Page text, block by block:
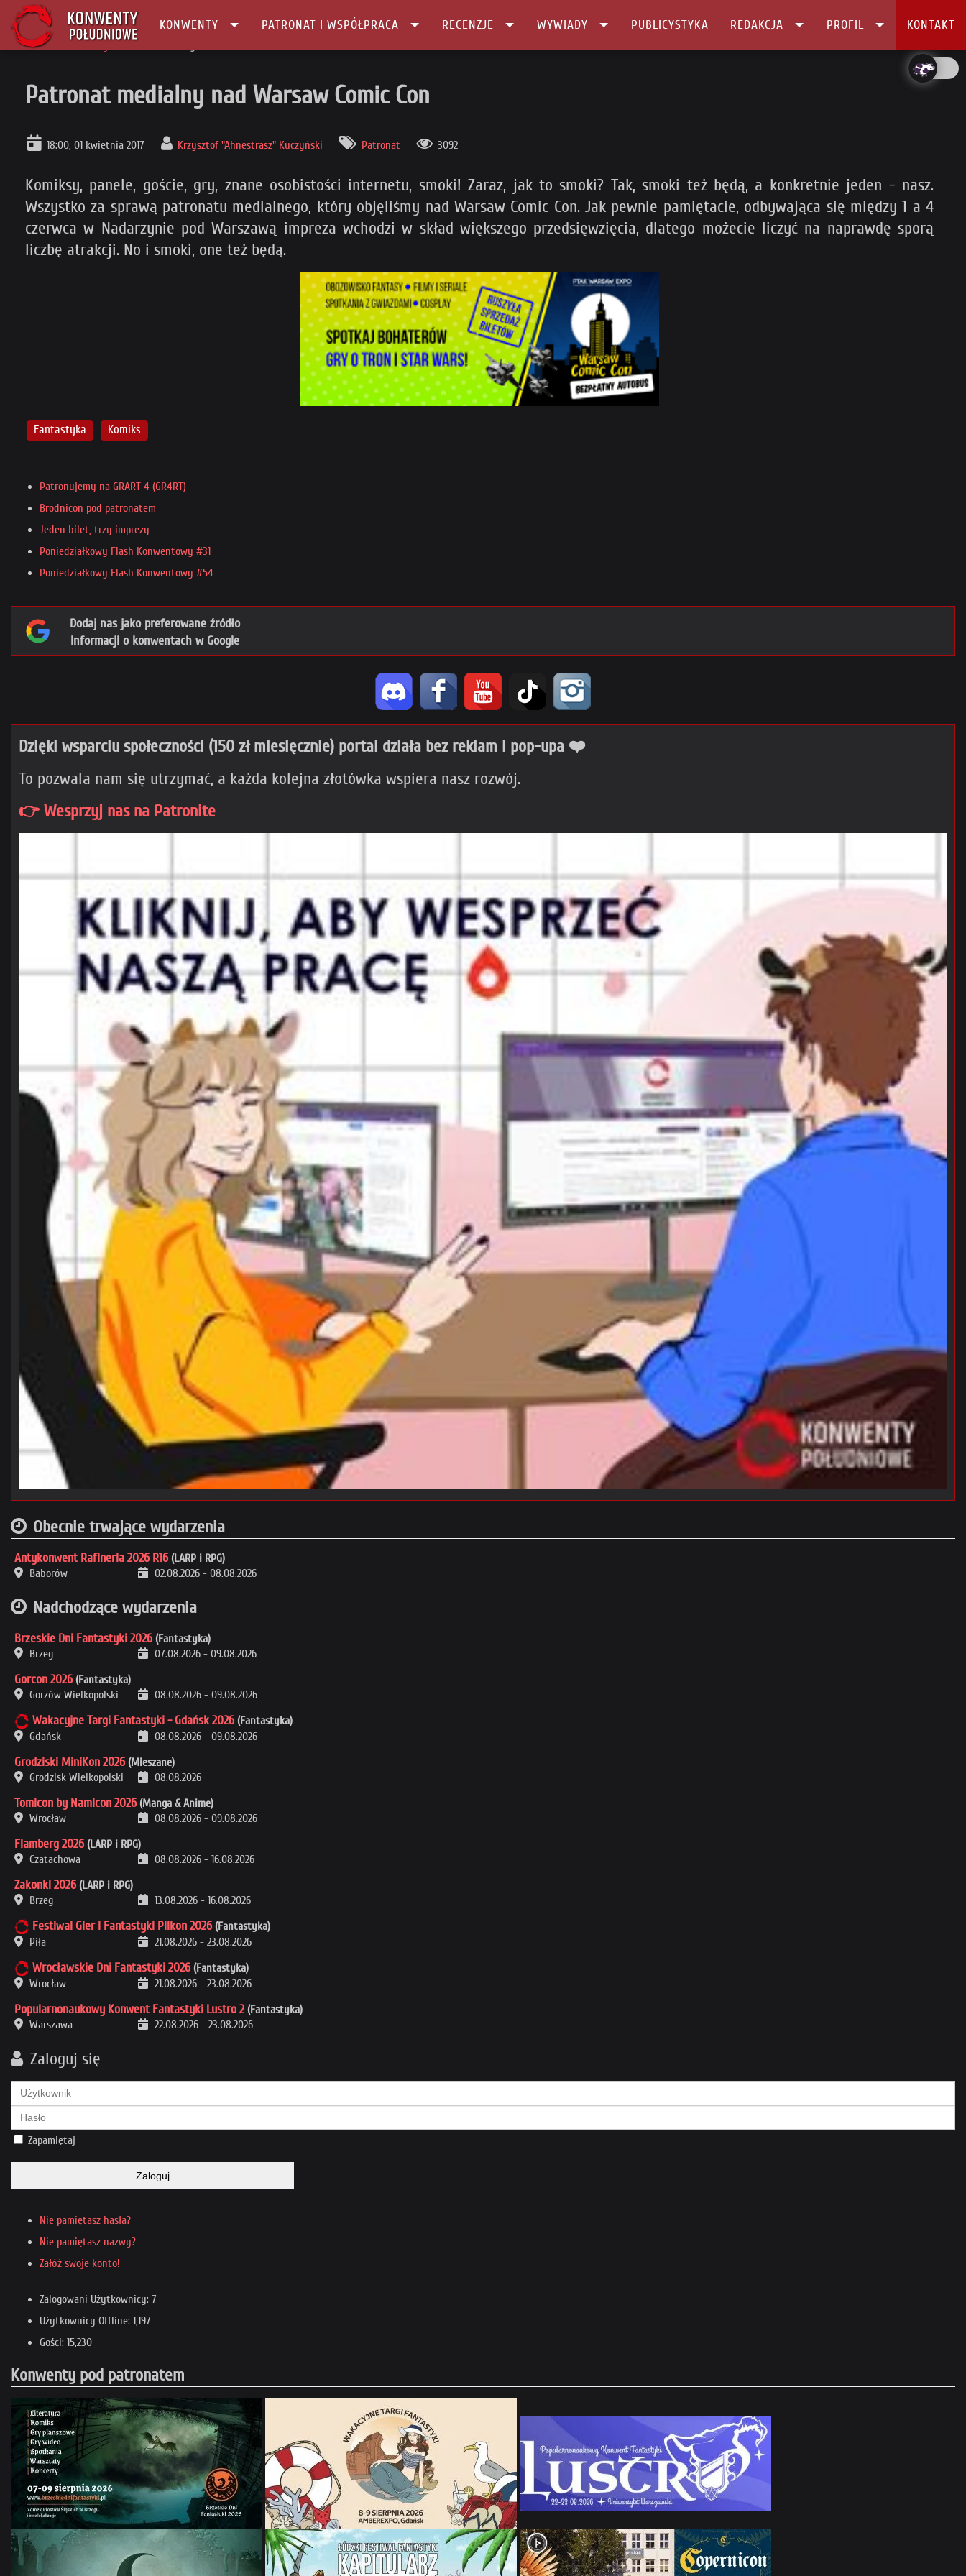
KONWENTY PATRONAT I WSPÓŁPRACA RECENZJE WYWIADY PUBLICYSTYKA REDAKCJA PROFIL KONTAKT
Główna
Patronat medialny nad Warsaw Comic Con
18:00, 01 kwietnia 2017 Krzysztof "Ahnestrasz" Kuczyński Patronat 3092
Komiksy, panele, goście, gry, znane osobistości internetu, smoki! Zaraz, jak to smoki? Tak, smoki też będą, a konkretnie jeden - nasz.
Wszystko za sprawą patronatu medialnego, który objęliśmy nad Warsaw Comic Con. Jak pewnie pamiętacie, odbywająca się między 1 a 4
czerwca w Nadarzynie pod Warszawą impreza wchodzi w skład większego przedsięwzięcia, dlatego możecie liczyć na naprawdę sporą
liczbę atrakcji. No i smoki, one też będą.
Fantastyka Komiks
Patronujemy na GRART 4 (GR4RT)
Brodnicon pod patronatem
Jeden bilet, trzy imprezy
Poniedziałkowy Flash Konwentowy #31
Poniedziałkowy Flash Konwentowy #54
Dodaj nas jako preferowane źródło
informacji o konwentach w Google
Dzięki wsparciu społeczności (150 zł miesięcznie) portal działa bez reklam i pop-upa ❤️
To pozwala nam się utrzymać, a każda kolejna złotówka wspiera nasz rozwój.
👉 Wesprzyj nas na Patronite
Obecnie trwające wydarzenia
Antykonwent Rafineria 2026 R16 (LARP i RPG)
Baborów
02.08.2026 - 08.08.2026
Nadchodzące wydarzenia
Brzeskie Dni Fantastyki 2026 (Fantastyka)
Brzeg
07.08.2026 - 09.08.2026
Gorcon 2026 (Fantastyka)
Gorzów Wielkopolski
08.08.2026 - 09.08.2026
Wakacyjne Targi Fantastyki - Gdańsk 2026 (Fantastyka)
Gdańsk
08.08.2026 - 09.08.2026
Grodziski MiniKon 2026 (Mieszane)
Grodzisk Wielkopolski
08.08.2026
Tomicon by Namicon 2026 (Manga & Anime)
Wrocław
08.08.2026 - 09.08.2026
Flamberg 2026 (LARP i RPG)
Czatachowa
08.08.2026 - 16.08.2026
Zakonki 2026 (LARP i RPG)
Brzeg
13.08.2026 - 16.08.2026
Festiwal Gier i Fantastyki Pilkon 2026 (Fantastyka)
Piła
21.08.2026 - 23.08.2026
Wrocławskie Dni Fantastyki 2026 (Fantastyka)
Wrocław
21.08.2026 - 23.08.2026
Popularnonaukowy Konwent Fantastyki Lustro 2 (Fantastyka)
Warszawa
22.08.2026 - 23.08.2026
Zaloguj się
Zapamiętaj
Zaloguj
Nie pamiętasz hasła?
Nie pamiętasz nazwy?
Załóż swoje konto!
Zalogowani Użytkownicy: 7
Użytkownicy Offline: 1,197
Gości: 15,230
Konwenty pod patronatem